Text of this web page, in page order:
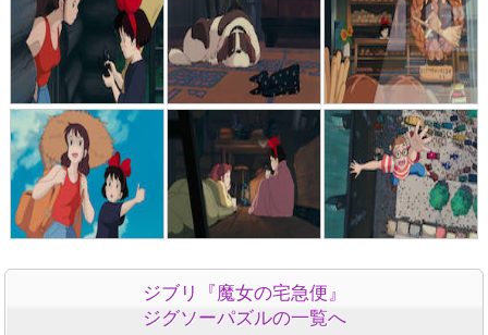
ジブリ『魔女の宅急便』
ジグソーパズルの一覧へ